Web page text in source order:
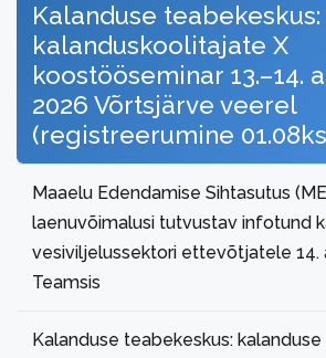
Kalanduse teabekeskus:
kalanduskoolitajate X
koostööseminar 13.–14.
2026 Võrtsjärve veerel
(registreerumine
Maaelu Edendamise Sihtasutus
laenuvõimalusi tutvustav infotund
vesiviljelussektori ettevõtjatele 14.
Teamsis
Kalanduse teabekeskus: kalanduse